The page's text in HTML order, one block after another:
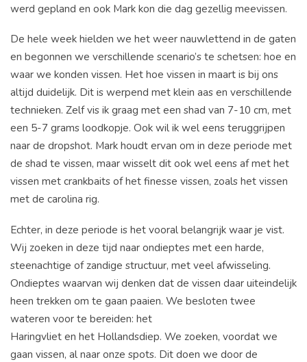
werd gepland en ook Mark kon die dag gezellig meevissen.
De hele week hielden we het weer nauwlettend in de gaten
en begonnen we verschillende scenario’s te schetsen: hoe en
waar we konden vissen. Het hoe vissen in maart is bij ons
altijd duidelijk. Dit is werpend met klein aas en verschillende
technieken. Zelf vis ik graag met een shad van 7-10 cm, met
een 5-7 grams loodkopje. Ook wil ik wel eens teruggrijpen
naar de dropshot. Mark houdt ervan om in deze periode met
de shad te vissen, maar wisselt dit ook wel eens af met het
vissen met crankbaits of het finesse vissen, zoals het vissen
met de carolina rig.
Echter, in deze periode is het vooral belangrijk waar je vist.
Wij zoeken in deze tijd naar ondieptes met een harde,
steenachtige of zandige structuur, met veel afwisseling.
Ondieptes waarvan wij denken dat de vissen daar uiteindelijk
heen trekken om te gaan paaien. We besloten twee
wateren voor te bereiden: het
Haringvliet en het Hollandsdiep. We zoeken, voordat we
gaan vissen, al naar onze spots. Dit doen we door de